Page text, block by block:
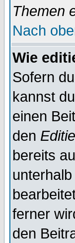
Themen
Nach
Wie
Sofern
kannst
einen
den
bereits
ferner
den